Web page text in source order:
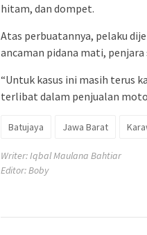
hitam, dan dompet.
Atas perbuatannya, pelaku
ancaman pidana mati,
“Untuk kasus ini masih terus
terlibat dalam penjualan
Batujaya Jawa Barat
Writer: Iqbal Maulana Bahtiar
Editor: Boby